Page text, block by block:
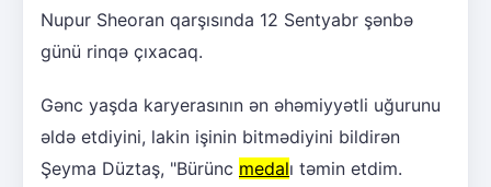
Nupur Sheoran qarşısında 12 Sentyabr şənbə
günü rinqə çıxacaq.
Gənc yaşda karyerasının ən əhəmiyyətli uğurunu
əldə etdiyini, lakin işinin bitmədiyini bildirən
Şeyma Düztaş, "Bürünc medalı təmin etdim.